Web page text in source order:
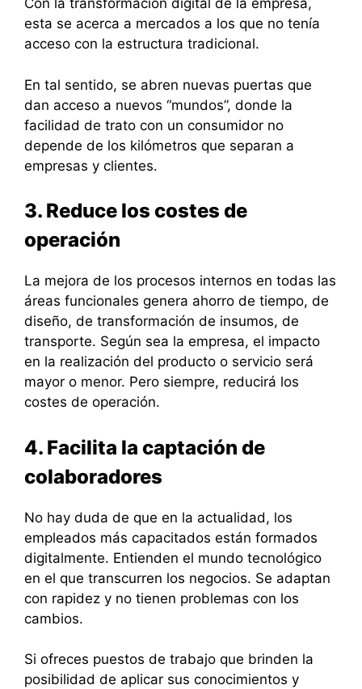
Con la transformación digital de la empresa,
esta se acerca a mercados a los que no tenía
acceso con la estructura tradicional.
En tal sentido, se abren nuevas puertas que
dan acceso a nuevos “mundos”, donde la
facilidad de trato con un consumidor no
depende de los kilómetros que separan a
empresas y clientes.
3. Reduce los costes de
operación
La mejora de los procesos internos en todas las
áreas funcionales genera ahorro de tiempo, de
diseño, de transformación de insumos, de
transporte. Según sea la empresa, el impacto
en la realización del producto o servicio será
mayor o menor. Pero siempre, reducirá los
costes de operación.
4. Facilita la captación de
colaboradores
No hay duda de que en la actualidad, los
empleados más capacitados están formados
digitalmente. Entienden el mundo tecnológico
en el que transcurren los negocios. Se adaptan
con rapidez y no tienen problemas con los
cambios.
Si ofreces puestos de trabajo que brinden la
posibilidad de aplicar sus conocimientos y